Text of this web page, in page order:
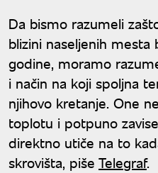
Da bismo razumeli
blizini naseljenih
godine, moramo
i način na koji spoljna
njihovo kretanje. One
toplotu i potpuno
direktno utiče na to
skrovišta, piše Telegraf.